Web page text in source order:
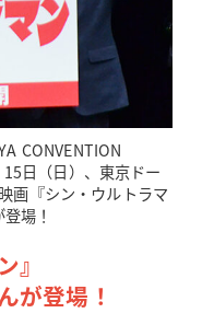
CONVENTION
日（日）、東京ドー
画『シン・ウルトラマ
場！
』
が登場！